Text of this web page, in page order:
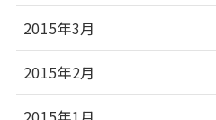
2015年3月
2015年2月